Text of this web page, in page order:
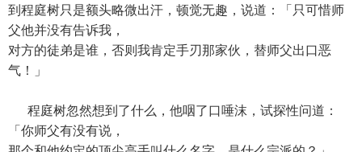
到程庭树只是额头略微出汗，顿觉无趣，说道：「只可惜师
父他并没有告诉我，
对方的徒弟是谁，否则我肯定手刃那家伙，替师父出口恶
气！」
程庭树忽然想到了什么，他咽了口唾沫，试探性问道：
「你师父有没有说，